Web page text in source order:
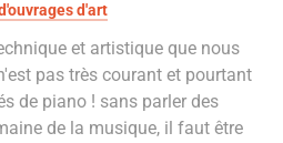
d'art
et artistique que nous
pas très courant et pourtant
de piano ! sans parler des
de la musique, il faut être